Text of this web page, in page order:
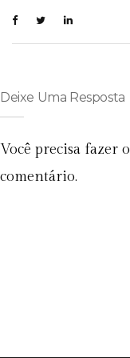
Deixe Uma Resposta
Você precisa fazer o
comentário.